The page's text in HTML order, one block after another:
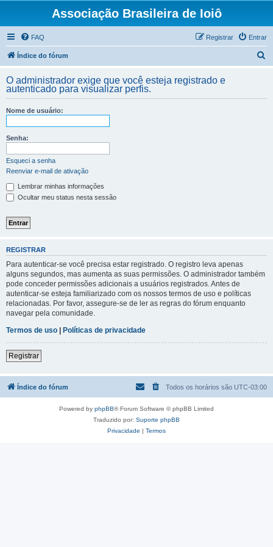
Associação Brasileira de Ioiô
FAQ Entrar
Registrar
Índice do fórum
q
O administrador exige que você esteja registrado e
autenticado para visualizar perfis.
Nome de usuário:
Senha:
Esqueci a senha
Reenviar e-mail de ativação
Lembrar minhas informações
Ocultar meu status nesta sessão
REGISTRAR
Para autenticar-se você precisa estar registrado. O registro leva apenas
alguns segundos, mas aumenta as suas permissões. O administrador também
pode conceder permissões adicionais a usuários registrados. Antes de
autenticar-se esteja familiarizado com os nossos termos de uso e políticas
relacionadas. Por favor, assegure-se de ler as regras do fórum enquanto
navegar pela comunidade.
Termos de uso | Políticas de privacidade
Registrar
Índice do fórum Todos os horários são UTC-03:00
Powered by phpBB® Forum Software © phpBB Limited
Traduzido por: Suporte phpBB
Privacidade | Termos